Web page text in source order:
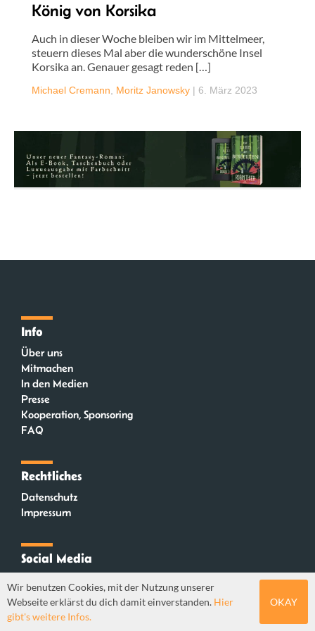
König von Korsika
Auch in dieser Woche bleiben wir im Mittelmeer,
steuern dieses Mal aber die wunderschöne Insel
Korsika an. Genauer gesagt reden […]
Michael Cremann Moritz Janowsky | 6. März 2023
Info
Über uns
Mitmachen
In den Medien
Presse
Kooperation, Sponsoring
FAQ
Rechtliches
Datenschutz
Impressum
Social Media
Mastodon
Wir benutzen Cookies, mit der Nutzung unserer
Webseite erklärst du dich damit einverstanden. Hier
gibt's weitere Infos.
OKAY